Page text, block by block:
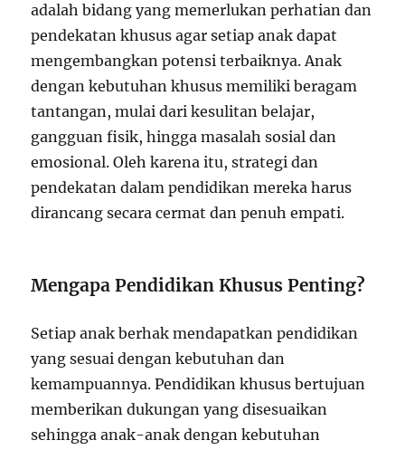
adalah bidang yang memerlukan perhatian dan
pendekatan khusus agar setiap anak dapat
mengembangkan potensi terbaiknya. Anak
dengan kebutuhan khusus memiliki beragam
tantangan, mulai dari kesulitan belajar,
gangguan fisik, hingga masalah sosial dan
emosional. Oleh karena itu, strategi dan
pendekatan dalam pendidikan mereka harus
dirancang secara cermat dan penuh empati.
Mengapa Pendidikan Khusus Penting?
Setiap anak berhak mendapatkan pendidikan
yang sesuai dengan kebutuhan dan
kemampuannya. Pendidikan khusus bertujuan
memberikan dukungan yang disesuaikan
sehingga anak-anak dengan kebutuhan